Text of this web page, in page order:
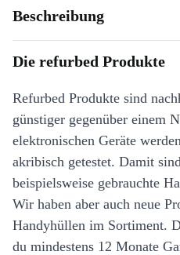
Beschreibung
Die refurbed Produkte
Refurbed Produkte sind
günstiger gegenüber einem
elektronischen Geräte
akribisch getestet. Damit
beispielsweise gebrauchte
Wir haben aber auch neue
Handyhüllen im Sortiment.
du mindestens 12 Monate